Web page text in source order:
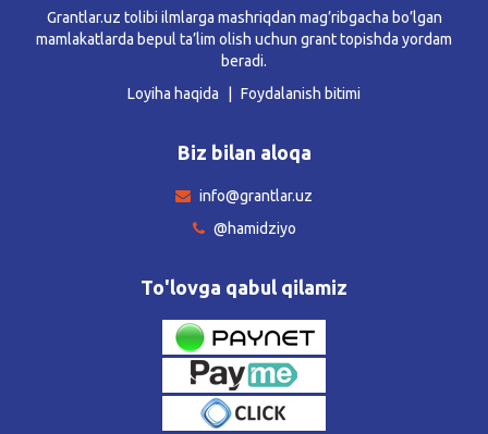
Grantlar.uz tolibi ilmlarga mashriqdan mag’ribgacha bo’lgan
mamlakatlarda bepul ta’lim olish uchun grant topishda yordam
beradi.
Loyiha haqida
Foydalanish bitimi
Biz bilan aloqa
info@grantlar.uz
@hamidziyo
To'lovga qabul qilamiz